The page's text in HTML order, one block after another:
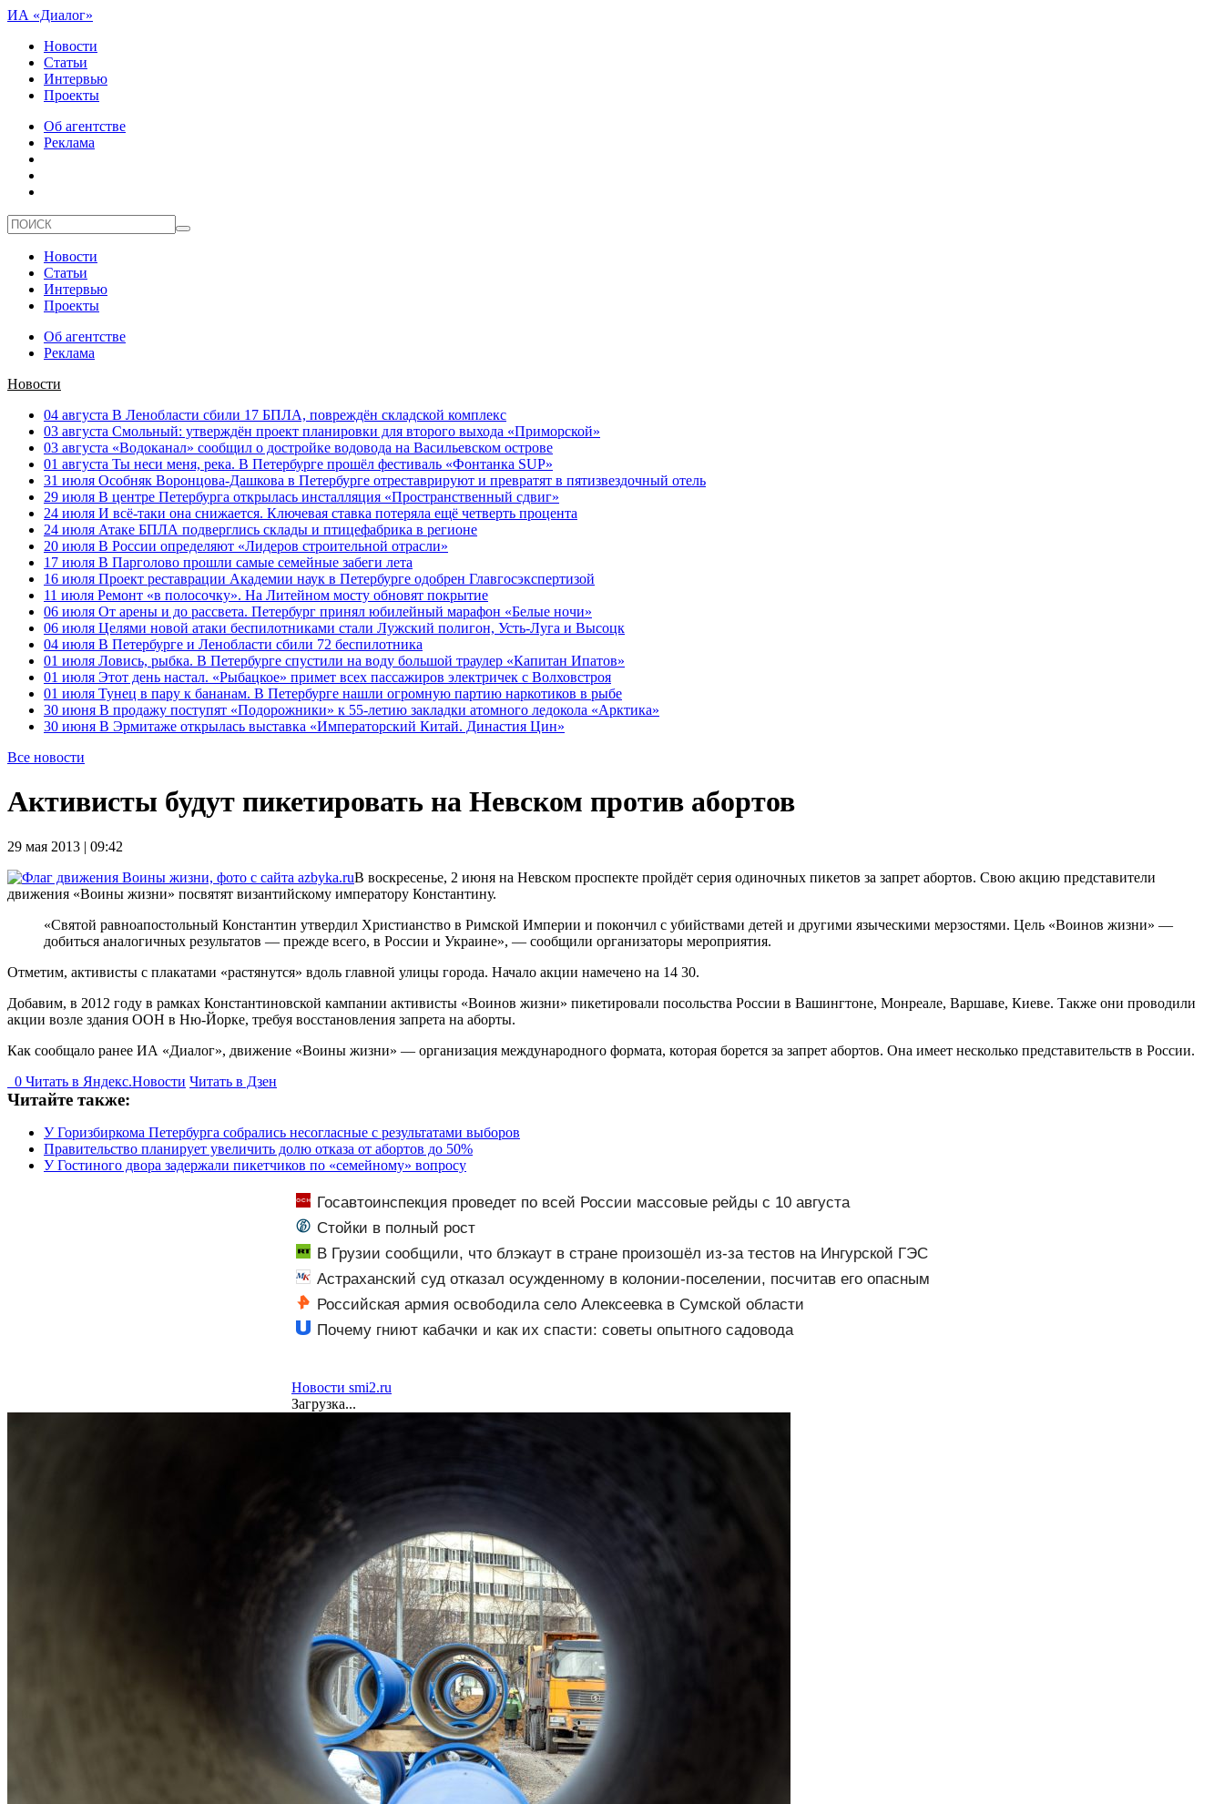
ИА «Диалог»
Новости
Статьи
Интервью
Проекты
Об агентстве
Реклама
Новости
Статьи
Интервью
Проекты
Об агентстве
Реклама
Новости
04 августа В Ленобласти сбили 17 БПЛА, повреждён складской комплекс
03 августа Смольный: утверждён проект планировки для второго выхода «Приморской»
03 августа «Водоканал» сообщил о достройке водовода на Васильевском острове
01 августа Ты неси меня, река. В Петербурге прошёл фестиваль «Фонтанка SUP»
31 июля Особняк Воронцова-Дашкова в Петербурге отреставрируют и превратят в пятизвездочный отель
29 июля В центре Петербурга открылась инсталляция «Пространственный сдвиг»
24 июля И всё-таки она снижается. Ключевая ставка потеряла ещё четверть процента
24 июля Атаке БПЛА подверглись склады и птицефабрика в регионе
20 июля В России определяют «Лидеров строительной отрасли»
17 июля В Парголово прошли самые семейные забеги лета
16 июля Проект реставрации Академии наук в Петербурге одобрен Главгосэкспертизой
11 июля Ремонт «в полосочку». На Литейном мосту обновят покрытие
06 июля От арены и до рассвета. Петербург принял юбилейный марафон «Белые ночи»
06 июля Целями новой атаки беспилотниками стали Лужский полигон, Усть-Луга и Высоцк
04 июля В Петербурге и Ленобласти сбили 72 беспилотника
01 июля Ловись, рыбка. В Петербурге спустили на воду большой траулер «Капитан Ипатов»
01 июля Этот день настал. «Рыбацкое» примет всех пассажиров электричек с Волховстроя
01 июля Тунец в пару к бананам. В Петербурге нашли огромную партию наркотиков в рыбе
30 июня В продажу поступят «Подорожники» к 55-летию закладки атомного ледокола «Арктика»
30 июня В Эрмитаже открылась выставка «Императорский Китай. Династия Цин»
Все новости
Активисты будут пикетировать на Невском против абортов
29 мая 2013 | 09:42
В воскресенье, 2 июня на Невском проспекте пройдёт серия одиночных пикетов за запрет абортов. Свою акцию представители
движения «Воины жизни» посвятят византийскому императору Константину.
«Святой равноапостольный Константин утвердил Христианство в Римской Империи и покончил с убийствами детей и другими языческими мерзостями. Цель «Воинов жизни» —
добиться аналогичных результатов — прежде всего, в России и Украине», — сообщили организаторы мероприятия.
Отметим, активисты с плакатами «растянутся» вдоль главной улицы города. Начало акции намечено на 14 30.
Добавим, в 2012 году в рамках Константиновской кампании активисты «Воинов жизни» пикетировали посольства России в Вашингтоне, Монреале, Варшаве, Киеве. Также они проводили
акции возле здания ООН в Ню-Йорке, требуя восстановления запрета на аборты.
Как сообщало ранее ИА «Диалог», движение «Воины жизни» — организация международного формата, которая борется за запрет абортов. Она имеет несколько представительств в России.
0 Читать в Яндекс.Новости Читать в Дзен
Читайте также:
У Горизбиркома Петербурга собрались несогласные с результатами выборов
Правительство планирует увеличить долю отказа от абортов до 50%
У Гостиного двора задержали пикетчиков по «семейному» вопросу
Госавтоинспекция проведет по всей России массовые рейды с 10 августа
Стойки в полный рост
В Грузии сообщили, что блэкаут в стране произошёл из-за тестов на Ингурской ГЭС
- RT Russia - Медиаплатформа МирТесен
Астраханский суд отказал осужденному в колонии-поселении, посчитав его опасным
Российская армия освободила село Алексеевка в Сумской области
Почему гниют кабачки и как их спасти: советы опытного садовода
Новости smi2.ru
Загрузка...